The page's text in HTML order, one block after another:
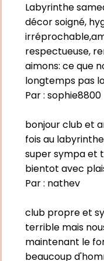
Labyrinthe
décor soigné,
respectueuse,
aimons: ce que
longtemps pas
Par : sophie8800
bonjour club et
fois au
super sympa et
bientot avec
Par : nathev
club propre et
terrible mais
maintenant le
beaucoup